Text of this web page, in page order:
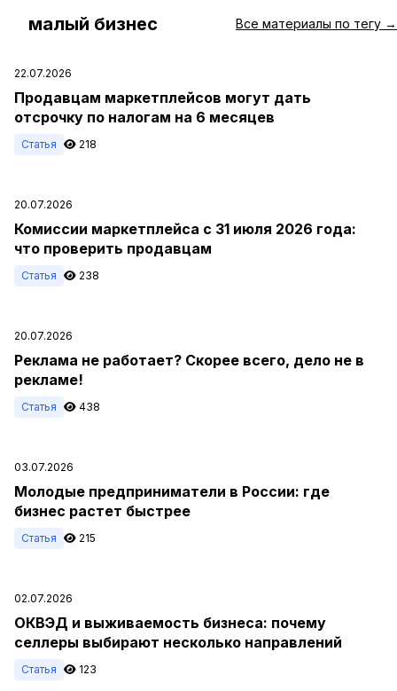
малый бизнес Все материалы по тегу →
22.07.2026
Продавцам маркетплейсов могут дать
отсрочку по налогам на 6 месяцев
Статья 218
20.07.2026
Комиссии маркетплейса с 31 июля 2026 года:
что проверить продавцам
Статья 238
20.07.2026
Реклама не работает? Скорее всего, дело не в
рекламе!
Статья 438
03.07.2026
Молодые предприниматели в России: где
бизнес растет быстрее
Статья 215
02.07.2026
ОКВЭД и выживаемость бизнеса: почему
селлеры выбирают несколько направлений
Статья 123